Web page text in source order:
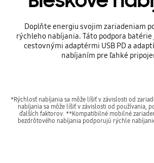
Doplňte energiu svojim zariadeniam
rýchleho nabíjania. Táto podpora
cestovnými adaptérmi USB PD a
nabíjaním pre ľahké
*Rýchlosť nabíjania sa môže líšiť v závislosti od
nabíjania sa môže líšiť v závislosti od používania,
ďalších faktorov. **Kompatibilné mobilné
bezdrôtového nabíjania podporujú rýchle